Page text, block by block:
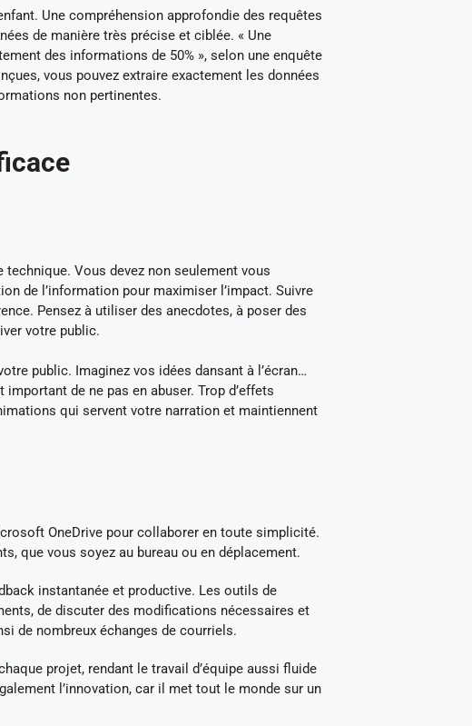
Une compréhension approfondie des requêtes
de manière très précise et ciblée. « Une
des informations de 50% », selon une enquête
vous pouvez extraire exactement les données
non pertinentes.
Vous devez non seulement vous
de l’information pour maximiser l’impact. Suivre
Pensez à utiliser des anecdotes, à poser des
votre public.
public. Imaginez vos idées dansant à l’écran…
de ne pas en abuser. Trop d’effets
qui servent votre narration et maintiennent
OneDrive pour collaborer en toute simplicité.
que vous soyez au bureau ou en déplacement.
instantanée et productive. Les outils de
de discuter des modifications nécessaires et
de nombreux échanges de courriels.
projet, rendant le travail d’équipe aussi fluide
l’innovation, car il met tout le monde sur un